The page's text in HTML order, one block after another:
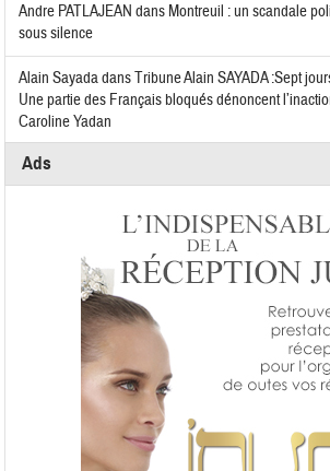
Andre PATLAJEAN dans Montreuil : un scandale
sous silence
Alain SayadadansTribune Alain SAYADA :Sept
Une partie des Français bloqués dénoncent
Caroline Yadan
Ads